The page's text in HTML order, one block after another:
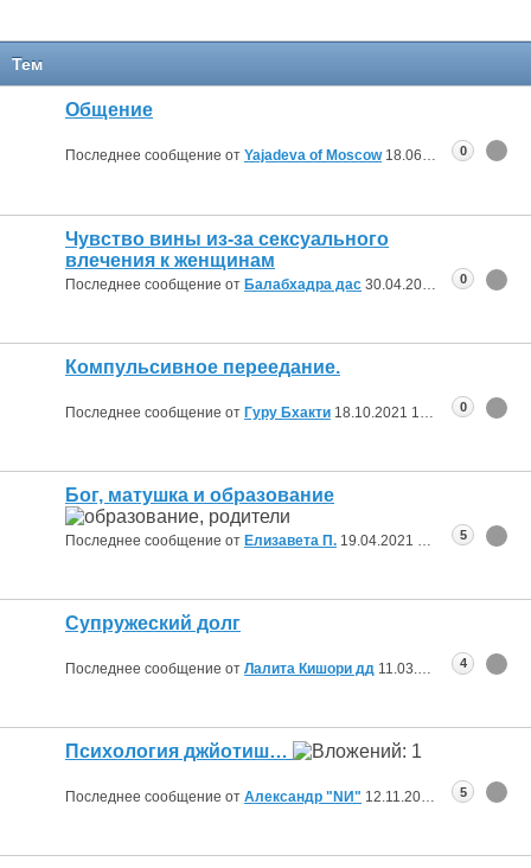
Тем
Общение
Последнее сообщение от Yajadeva of Moscow18.06.2026 18:46
0
Чувство вины из-за сексуального
влечения к женщинам
Последнее сообщение от Балабхадра дас 30.04.2026 07:16
0
Компульсивное переедание.
Последнее сообщение от Гуру Бхакти 18.10.2021 18:23 0
Бог, матушка и образование
Последнее сообщение от Елизавета П. 19.04.2021 17:27 5
Супружеский долг
Последнее сообщение от Лалита Кишори дд 11.03.2021 10:28
4
Психология джйотиш…
Последнее сообщение от Александр "NИ" 12.11.2020 13:27
5